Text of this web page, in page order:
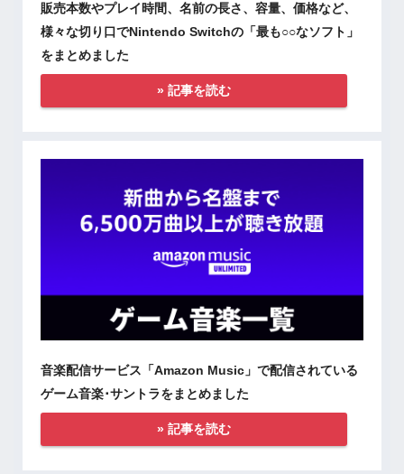
販売本数やプレイ時間、名前の長さ、容量、価格など、
様々な切り口でNintendo Switchの「最も○○なソフト」
をまとめました
» 記事を読む
音楽配信サービス「Amazon Music」で配信されている
ゲーム音楽･サントラをまとめました
» 記事を読む